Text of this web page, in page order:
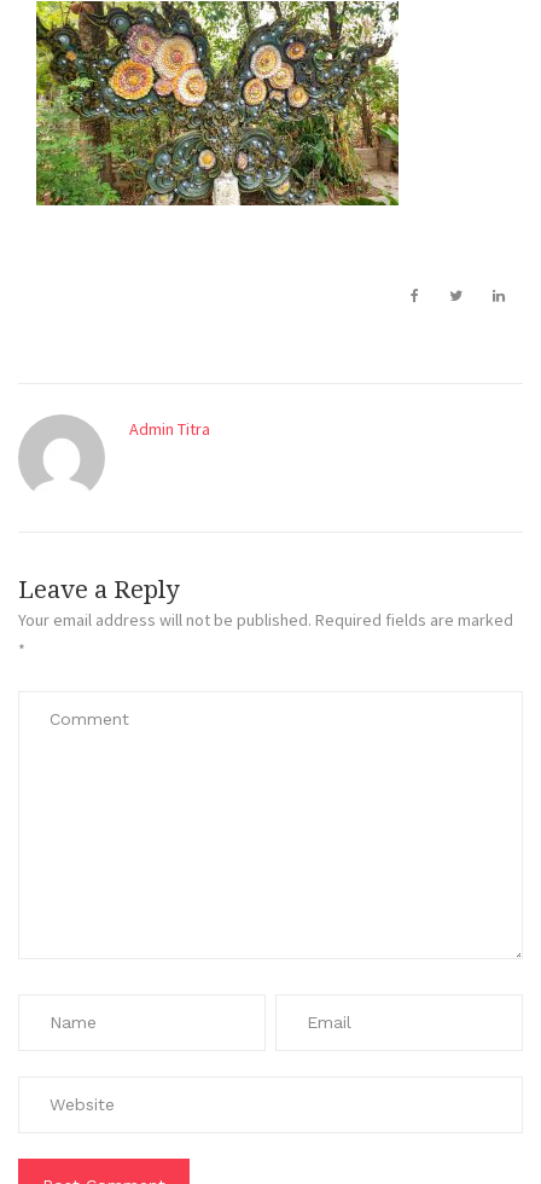
Admin Titra
Leave a Reply
Your email address will not be published. Required fields are marked
*